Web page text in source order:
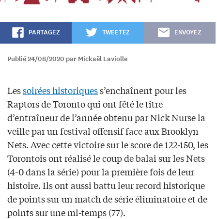
PARTAGEZ TWEETEZ ENVOYEZ
Publié 24/08/2020 par Mickaël Laviolle
Lessoirées historiquess’enchaînent pour les
Raptors de Toronto qui ont fêté le titre
d’entraîneur de l’année obtenu par Nick Nurse la
veille par un festival offensif face aux Brooklyn
Nets. Avec cette victoire sur le score de 122-150, les
Torontois ont réalisé le coup de balai sur les Nets
(4-0 dans la série) pour la première fois de leur
histoire. Ils ont aussi battu leur record historique
de points sur un match de série éliminatoire et de
points sur une mi-temps (77).